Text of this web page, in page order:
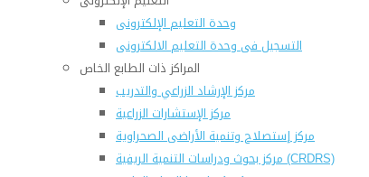
وحدة التعليم الإلكترونى
التسجيل فى وحدة التعليم الالكترونى
المراكز ذات الطابع الخاص
مركز الإرشاد الزراعي والتدريب
مركز الإستشارات الزراعية
مركز إستصلاح وتنمية الأراضى الصحراوية
مركز بحوث ودراسات التنمية الريفية (CRDRS)